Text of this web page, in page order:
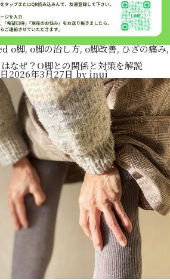
o脚,o脚の治し方,o脚改善,ひざの痛み,
なぜ？O脚との関係と対策を解説
2026年3月27日byinui